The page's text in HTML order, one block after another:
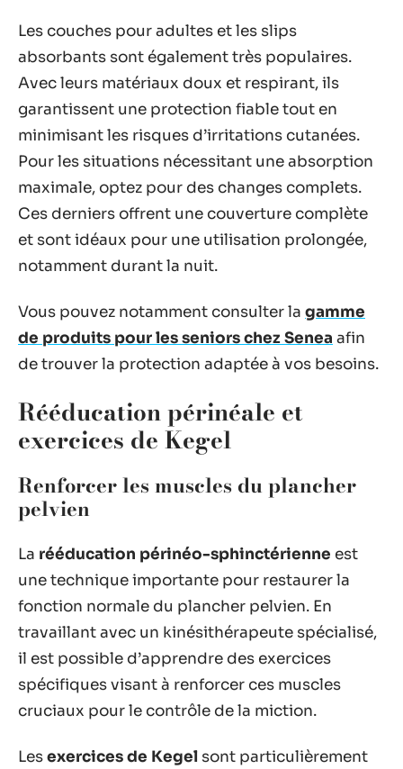
Les couches pour adultes et les slips
absorbants sont également très populaires.
Avec leurs matériaux doux et respirant, ils
garantissent une protection fiable tout en
minimisant les risques d’irritations cutanées.
Pour les situations nécessitant une absorption
maximale, optez pour des changes complets.
Ces derniers offrent une couverture complète
et sont idéaux pour une utilisation prolongée,
notamment durant la nuit.
Vous pouvez notamment consulter la gamme
de produits pour les seniors chez Senea afin
de trouver la protection adaptée à vos besoins.
Rééducation périnéale et
exercices de Kegel
Renforcer les muscles du plancher
pelvien
La rééducation périnéo-sphinctérienne est
une technique importante pour restaurer la
fonction normale du plancher pelvien. En
travaillant avec un kinésithérapeute spécialisé,
il est possible d’apprendre des exercices
spécifiques visant à renforcer ces muscles
cruciaux pour le contrôle de la miction.
Lesexercices de Kegel sont particulièrement